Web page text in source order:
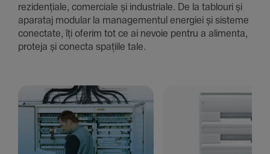
rezi­den­țiale, comer­ciale și indus­triale. De la tablouri și
aparataj modular la managementul energiei și sisteme
conec­tate, îți oferim tot ce ai nevoie pentru a alimenta,
proteja și conecta spațiile tale.